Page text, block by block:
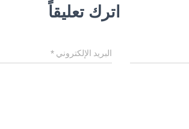
اترك تعليقاً
البريد الإلكتروني*